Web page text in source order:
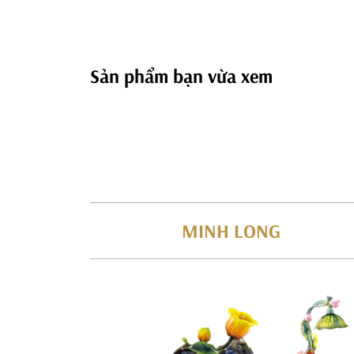
Sản phẩm bạn vừa xem
MINH LONG